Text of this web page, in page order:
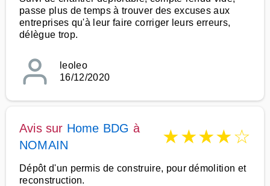
passe plus de temps à trouver des excuses aux
entreprises qu'à leur faire corriger leurs erreurs,
délègue trop.
leoleo
16/12/2020
Avis sur Home BDG à
NOMAIN
★★★★☆
Dépôt d'un permis de construire, pour démolition et
reconstruction.